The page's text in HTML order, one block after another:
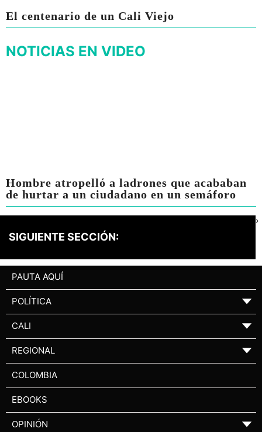
El centenario de un Cali Viejo
NOTICIAS EN VIDEO
Hombre atropelló a ladrones que acababan
de hurtar a un ciudadano en un semáforo
SIGUIENTE SECCIÓN:
›
PAUTA AQUÍ
POLÍTICA ▼
CALI ▼
REGIONAL ▼
COLOMBIA
EBOOKS
OPINIÓN ▼